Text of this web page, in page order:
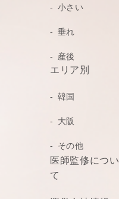
小さい
垂れ
産後
エリア別
韓国
大阪
その他
医師監修につい
て